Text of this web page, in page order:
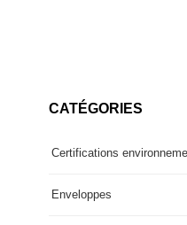
CATÉGORIES
Certifications
Enveloppes